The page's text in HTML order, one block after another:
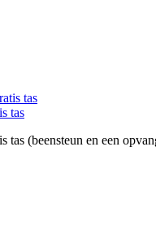
tas
(beensteun en een